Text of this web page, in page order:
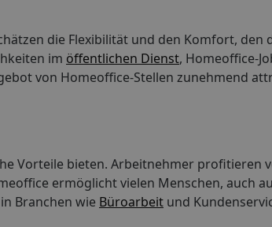
die Flexibilität und den Komfort, den
im öffentlichen Dienst, Homeoffice-
von Homeoffice-Stellen zunehmend
Vorteile bieten. Arbeitnehmer profitieren
ermöglicht vielen Menschen, auch
Branchen wie Büroarbeit und